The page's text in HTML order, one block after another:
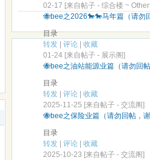
02-17 [来自帖子 - 综合楼 ~
🐝bee之2026🐎🐎马年篇（请勿
目录
转发 | 评论 | 收藏
01-24 [来自帖子 - 展示阁]
🐝bee之油站能源业篇（请勿回
目录
转发 | 评论 | 收藏
2025-11-25 [来自帖子 - 交流阁]
🐝bee之保险业篇（请勿回帖，
目录
转发 | 评论 | 收藏
2025-10-23 [来自帖子 - 交流阁]